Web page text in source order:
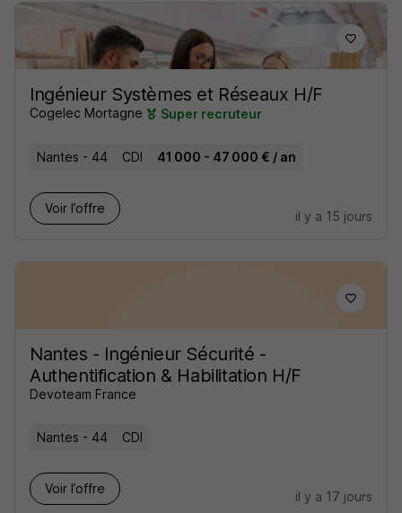
Ingénieur Systèmes et Réseaux H/F
Cogelec Mortagne Super recruteur
Nantes - 44 CDI 41 000 - 47 000 € / an
Voir l’offre
il y a 15 jours
Nantes - Ingénieur Sécurité -
Authentification & Habilitation H/F
Devoteam France
Nantes - 44 CDI
Voir l’offre
il y a 17 jours